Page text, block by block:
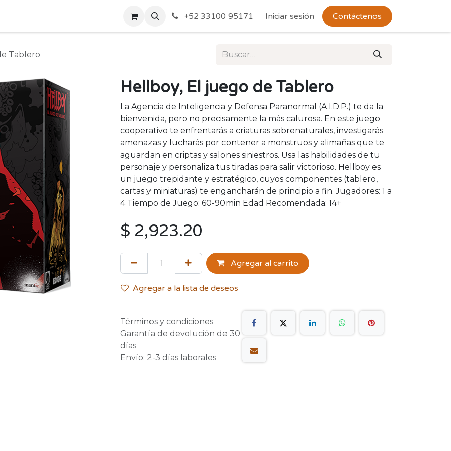
Acerca de Nosotros Politicas de Envío y Devoluciones
+52 33100 95171 Iniciar sesión Contáctenos
Tablero
Hellboy, El juego de Tablero
La Agencia de Inteligencia y Defensa Paranormal (A.I.D.P.) te da la
bienvenida, pero no precisamente la más calurosa. En este juego
cooperativo te enfrentarás a criaturas sobrenaturales, investigarás
amenazas y lucharás por contener a monstruos y alimañas que te
aguardan en criptas y salones siniestros. Usa las habilidades de tu
personaje y personaliza tus tiradas para salir victorioso. Hellboy es
un juego trepidante y estratégico, cuyos componentes (tablero,
cartas y miniaturas) te engancharán de principio a fin. Jugadores: 1 a
4 Tiempo de Juego: 60-90min Edad Recomendada: 14+
$ 2,923.20
Agregar al carrito
Agregar a la lista de deseos
Términos y condiciones
Garantía de devolución de 30
días
Envío: 2-3 días laborales